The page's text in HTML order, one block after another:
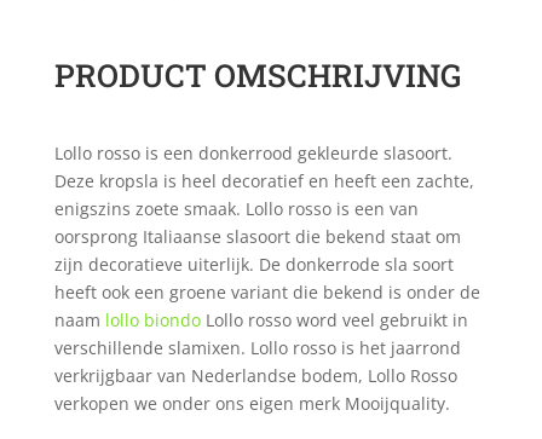
PRODUCT OMSCHRIJVING
Lollo rosso is een donkerrood gekleurde slasoort.
Deze kropsla is heel decoratief en heeft een zachte,
enigszins zoete smaak. Lollo rosso is een van
oorsprong Italiaanse slasoort die bekend staat om
zijn decoratieve uiterlijk. De donkerrode sla soort
heeft ook een groene variant die bekend is onder de
naam lollo biondoLollo rosso word veel gebruikt in
verschillende slamixen. Lollo rosso is het jaarrond
verkrijgbaar van Nederlandse bodem, Lollo Rosso
verkopen we onder ons eigen merk Mooijquality.